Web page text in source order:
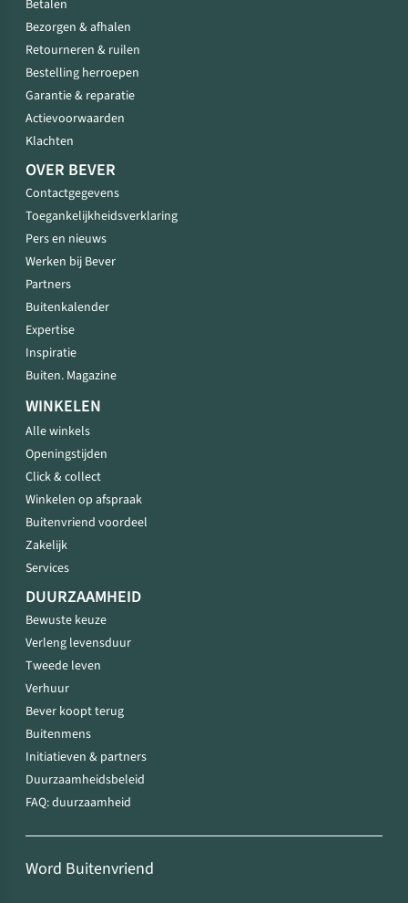
Betalen
Bezorgen & afhalen
Retourneren & ruilen
Bestelling herroepen
Garantie & reparatie
Actievoorwaarden
Klachten
OVER BEVER
Contactgegevens
Toegankelijkheidsverklaring
Pers en nieuws
Werken bij Bever
Partners
Buitenkalender
Expertise
Inspiratie
Buiten. Magazine
WINKELEN
Alle winkels
Openingstijden
Click & collect
Winkelen op afspraak
Buitenvriend voordeel
Zakelijk
Services
DUURZAAMHEID
Bewuste keuze
Verleng levensduur
Tweede leven
Verhuur
Bever koopt terug
Buitenmens
Initiatieven & partners
Duurzaamheidsbeleid
FAQ: duurzaamheid
Word Buitenvriend